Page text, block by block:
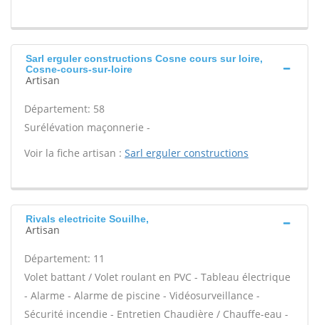
Sarl erguler constructions Cosne cours sur loire,
Cosne-cours-sur-loire
Artisan
Département: 58
Surélévation maçonnerie -
Voir la fiche artisan : Sarl erguler constructions
Rivals electricite Souilhe,
Artisan
Département: 11
Volet battant / Volet roulant en PVC - Tableau électrique
- Alarme - Alarme de piscine - Vidéosurveillance -
Sécurité incendie - Entretien Chaudière / Chauffe-eau -